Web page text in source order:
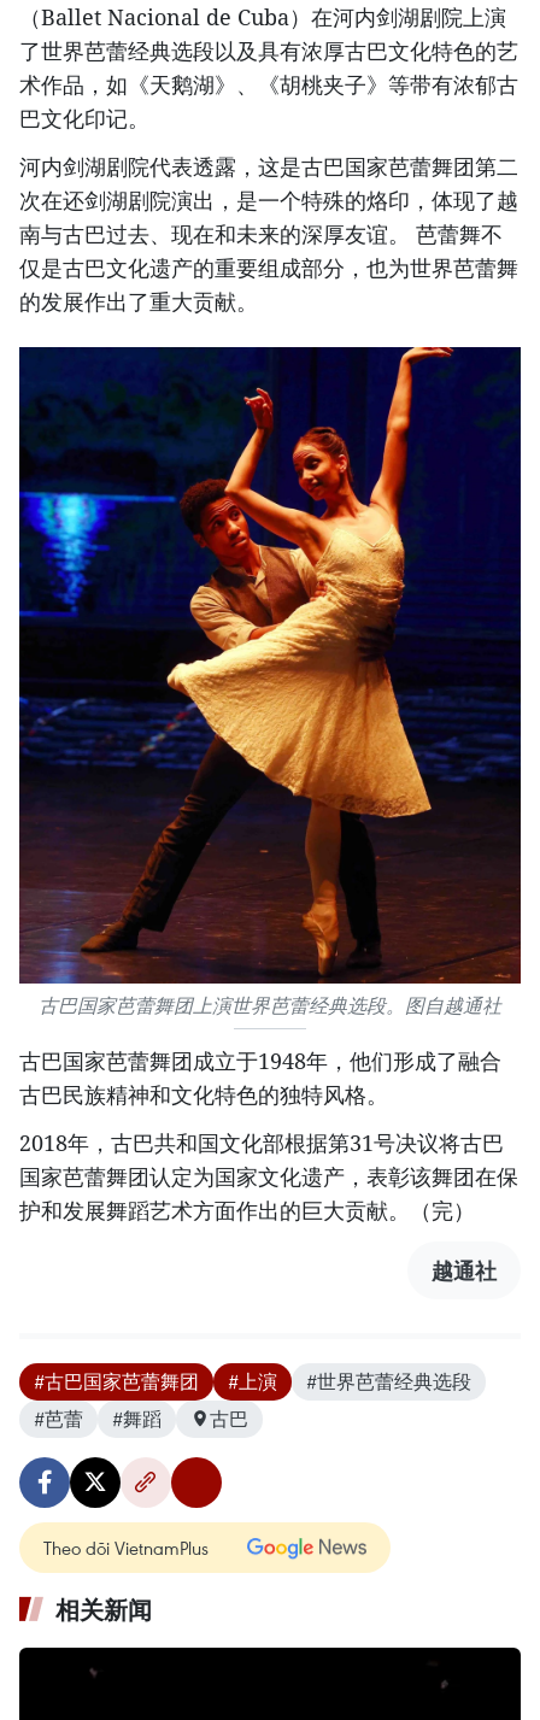
（Ballet Nacional de Cuba）在河内剑湖剧院上演
了世界芭蕾经典选段以及具有浓厚古巴文化特色的艺
术作品，如《天鹅湖》、《胡桃夹子》等带有浓郁古
巴文化印记。
河内剑湖剧院代表透露，这是古巴国家芭蕾舞团第二
次在还剑湖剧院演出，是一个特殊的烙印，体现了越
南与古巴过去、现在和未来的深厚友谊。 芭蕾舞不
仅是古巴文化遗产的重要组成部分，也为世界芭蕾舞
的发展作出了重大贡献。
古巴国家芭蕾舞团上演世界芭蕾经典选段。图自越通社
古巴国家芭蕾舞团成立于1948年，他们形成了融合
古巴民族精神和文化特色的独特风格。
2018年，古巴共和国文化部根据第31号决议将古巴
国家芭蕾舞团认定为国家文化遗产，表彰该舞团在保
护和发展舞蹈艺术方面作出的巨大贡献。（完）
越通社
#古巴国家芭蕾舞团 #上演
#世界芭蕾经典选段
#芭蕾
#舞蹈 古巴
Theo dõi VietnamPlus
相关新闻